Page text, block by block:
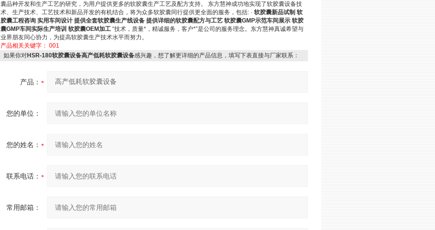
囊品种开发和生产工艺的研究，为用户提供更多的软胶囊生产工艺及配方支持。 东方慧神成功地实现了软胶囊设备技
术、生产技术、工艺技术和新品开发的有机结合，将为众多软胶囊同行提供更全面的服务，包括: · 软胶囊新品试制 软
胶囊工程咨询 实用车间设计 提供全套软胶囊生产线设备 提供详细的软胶囊配方与工艺 软胶囊GMP示范车间展示 软胶
囊GMP车间实际生产培训 软胶囊OEM加工 “技术，质量*，精诚服务，客户*”是公司的服务理念。东方慧神真诚希望与
业界朋友同心协力，为提高软胶囊生产技术水平而努力。
产品相关关键字： 001
如果你对HSR-180软胶囊设备高产低耗软胶囊设备感兴趣，想了解更详细的产品信息，填写下表直接与厂家联系：
产品：
您的单位：
您的姓名：
联系电话：
常用邮箱：